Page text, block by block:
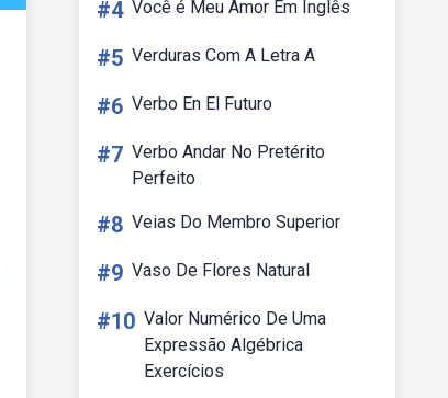
#4 Você é Meu Amor Em Inglês
#5 Verduras Com A Letra A
#6 Verbo En El Futuro
#7 Verbo Andar No Pretérito
Perfeito
#8 Veias Do Membro Superior
#9 Vaso De Flores Natural
#10 Valor Numérico De Uma
Expressão Algébrica
Exercícios